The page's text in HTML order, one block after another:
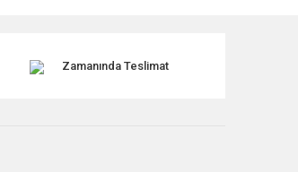
Zamanında Teslimat